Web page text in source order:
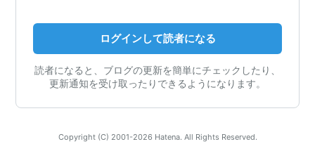
ログインして読者になる
読者になると、ブログの更新を簡単にチェックしたり、
更新通知を受け取ったりできるようになります。
Copyright (C) 2001-2026 Hatena. All Rights Reserved.